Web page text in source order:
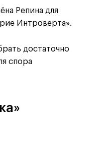
Репина для
Интроверта».
достаточно
спора